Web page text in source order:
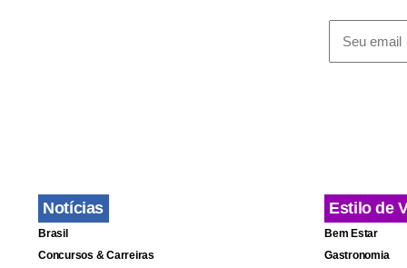
Notícias
Brasil
Concursos & Carreiras
Estilo de
Bem Estar
Gastronomia